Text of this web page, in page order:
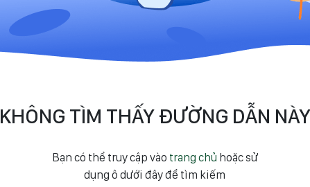
KHÔNG TÌM THẤY ĐƯỜNG DẪN NÀY
Bạn có thể truy cập vào trang chủ hoặc sử
dụng ô dưới đây để tìm kiếm